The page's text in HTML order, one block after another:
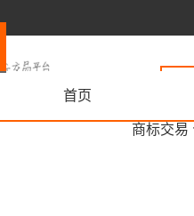
首页
商标交易